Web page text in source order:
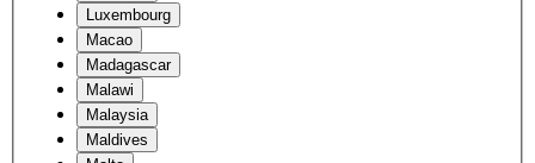
Luxembourg
Macao
Madagascar
Malawi
Malaysia
Maldives